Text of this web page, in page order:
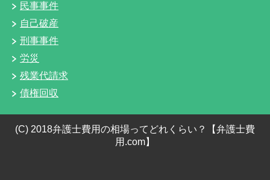
民事事件
自己破産
刑事事件
労災
残業代請求
債権回収
(C) 2018弁護士費用の相場ってどれくらい？【弁護士費
用.com】